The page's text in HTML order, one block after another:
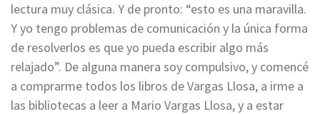
lectura muy clásica. Y de pronto: “esto es una maravilla.
Y yo tengo problemas de comunicación y la única forma
de resolverlos es que yo pueda escribir algo más
relajado”. De alguna manera soy compulsivo, y comencé
a comprarme todos los libros de Vargas Llosa, a irme a
las bibliotecas a leer a Mario Vargas Llosa, y a estar